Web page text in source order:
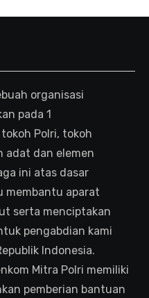
organisasi
pada 1
Polri, tokoh
adat dan elemen
ini atas dasar
membantu aparat
serta menciptakan
pengabdian kami
Indonesia.
Mitra Polri memiliki
pemberian bantuan